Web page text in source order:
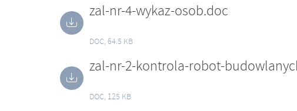
zal-nr-4-wykaz-osob.doc
DOC, 64.5 KB
DOC, 125 KB